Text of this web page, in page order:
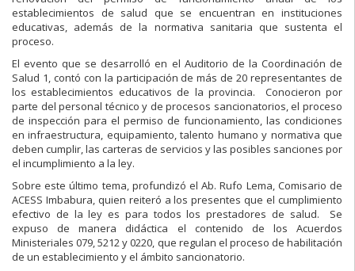
establecimientos de salud que se encuentran en instituciones
educativas, además de la normativa sanitaria que sustenta el
proceso.
El evento que se desarrolló en el Auditorio de la Coordinación de
Salud 1, contó con la participación de más de 20 representantes de
los establecimientos educativos de la provincia. Conocieron por
parte del personal técnico y de procesos sancionatorios, el proceso
de inspección para el permiso de funcionamiento, las condiciones
en infraestructura, equipamiento, talento humano y normativa que
deben cumplir, las carteras de servicios y las posibles sanciones por
el incumplimiento a la ley.
Sobre este último tema, profundizó el Ab. Rufo Lema, Comisario de
ACESS Imbabura, quien reiteró a los presentes que el cumplimiento
efectivo de la ley es para todos los prestadores de salud. Se
expuso de manera didáctica el contenido de los Acuerdos
Ministeriales 079, 5212 y 0220, que regulan el proceso de habilitación
de un establecimiento y el ámbito sancionatorio.